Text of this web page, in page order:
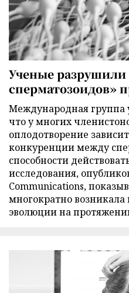
Ученые
сперматозоидов»
Международная
что у многих
оплодотворение
конкуренции между
способности
исследования,
Communications,
многократно возникала
эволюции на